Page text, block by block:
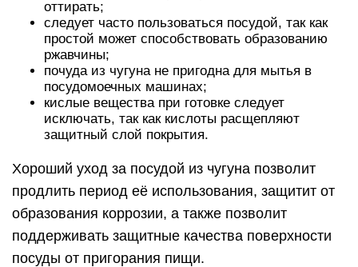
оттирать;
следует часто пользоваться посудой, так как
простой может способствовать образованию
ржавчины;
почуда из чугуна не пригодна для мытья в
посудомоечных машинах;
кислые вещества при готовке следует
исключать, так как кислоты расщепляют
защитный слой покрытия.
Хороший уход за посудой из чугуна позволит
продлить период её использования, защитит от
образования коррозии, а также позволит
поддерживать защитные качества поверхности
посуды от пригорания пищи.